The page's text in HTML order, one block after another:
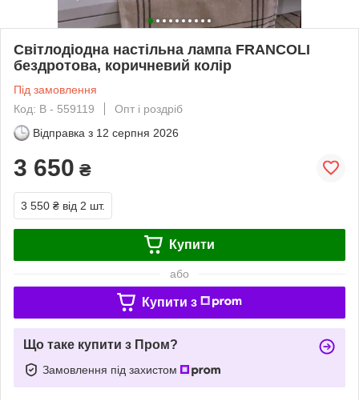
Світлодіодна настільна лампа FRANCOLI
бездротова, коричневий колір
Під замовлення
Код: В - 559119
Опт і роздріб
Відправка з 12 серпня 2026
3 650 ₴
3 550 ₴ від 2 шт.
Купити
або
Купити з
Що таке купити з Пром?
Замовлення під захистом